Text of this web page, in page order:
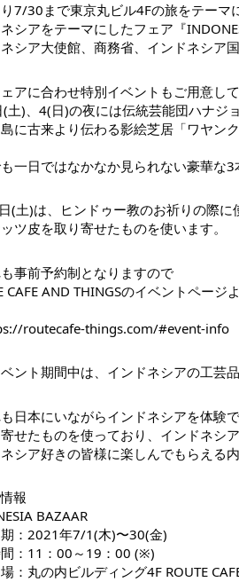
7/30まで東京丸ビル4Fの旅をテーマ
シアをテーマにしたフェア『
シア大使館、商務省、インドネシア
アに合わせ特別イベントもご用意して
土)、4(日)の夜には伝統芸能団ハナジ
に古来より伝わる影絵芝居「ワヤン
一日ではなかなか見られない豪華な3
(土)は、ヒンドゥー教のお祈りの際
ツ皮を取り寄せたものを使います。
事前予約制となりますので
CAFE AND THINGSのイベントページ
routecafe-things.com/#event-info
ント期間中は、インドネシアの工芸
日本にいながらインドネシアを体験
せたものを使っており、インドネシ
シア好きの皆様に楽しんでもらえる
報
BAZAAR
：2021年7/1(木)〜30(金)
：11：00～19：00 (※)
：丸の内ビルディング4F ROUTE